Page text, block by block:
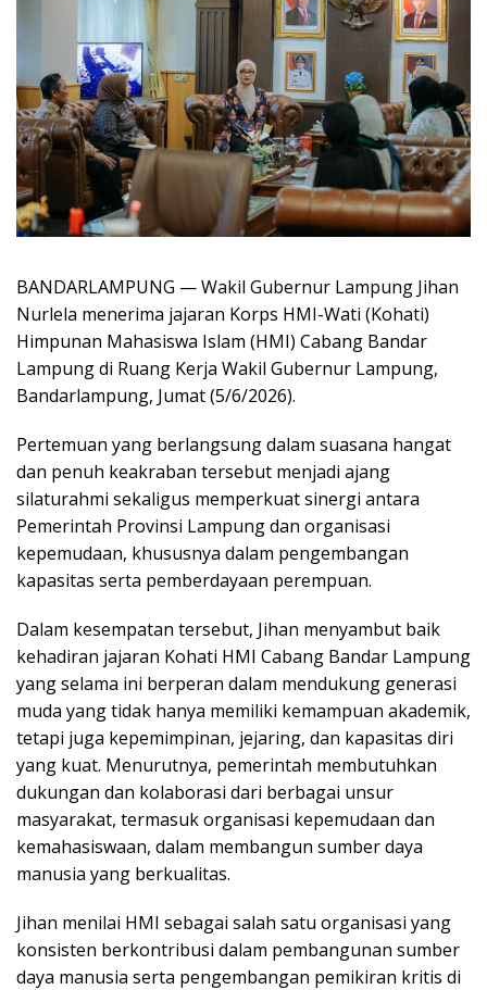
BANDARLAMPUNG — Wakil Gubernur Lampung Jihan
Nurlela menerima jajaran Korps HMI-Wati (Kohati)
Himpunan Mahasiswa Islam (HMI) Cabang Bandar
Lampung di Ruang Kerja Wakil Gubernur Lampung,
Bandarlampung, Jumat (5/6/2026).
Pertemuan yang berlangsung dalam suasana hangat
dan penuh keakraban tersebut menjadi ajang
silaturahmi sekaligus memperkuat sinergi antara
Pemerintah Provinsi Lampung dan organisasi
kepemudaan, khususnya dalam pengembangan
kapasitas serta pemberdayaan perempuan.
Dalam kesempatan tersebut, Jihan menyambut baik
kehadiran jajaran Kohati HMI Cabang Bandar Lampung
yang selama ini berperan dalam mendukung generasi
muda yang tidak hanya memiliki kemampuan akademik,
tetapi juga kepemimpinan, jejaring, dan kapasitas diri
yang kuat. Menurutnya, pemerintah membutuhkan
dukungan dan kolaborasi dari berbagai unsur
masyarakat, termasuk organisasi kepemudaan dan
kemahasiswaan, dalam membangun sumber daya
manusia yang berkualitas.
Jihan menilai HMI sebagai salah satu organisasi yang
konsisten berkontribusi dalam pembangunan sumber
daya manusia serta pengembangan pemikiran kritis di